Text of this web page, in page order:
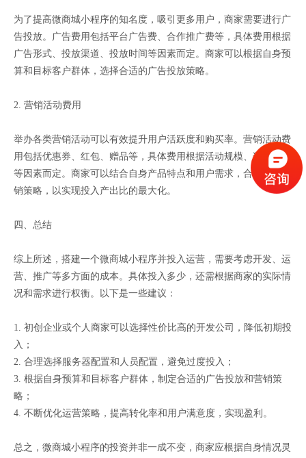
为了提高微商城小程序的知名度，吸引更多用户，商家需要进行广
告投放。广告费用包括平台广告费、合作推广费等，具体费用根据
广告形式、投放渠道、投放时间等因素而定。商家可以根据自身预
算和目标客户群体，选择合适的广告投放策略。
2. 营销活动费用
举办各类营销活动可以有效提升用户活跃度和购买率。营销活动费
用包括优惠券、红包、赠品等，具体费用根据活动规模、奖品价值
等因素而定。商家可以结合自身产品特点和用户需求，合理制定营
销策略，以实现投入产出比的最大化。
四、总结
综上所述，搭建一个微商城小程序并投入运营，需要考虑开发、运
营、推广等多方面的成本。具体投入多少，还需根据商家的实际情
况和需求进行权衡。以下是一些建议：
1. 初创企业或个人商家可以选择性价比高的开发公司，降低初期投
入；
2. 合理选择服务器配置和人员配置，避免过度投入；
3. 根据自身预算和目标客户群体，制定合适的广告投放和营销策
略；
4. 不断优化运营策略，提高转化率和用户满意度，实现盈利。
总之，微商城小程序的投资并非一成不变，商家应根据自身情况灵